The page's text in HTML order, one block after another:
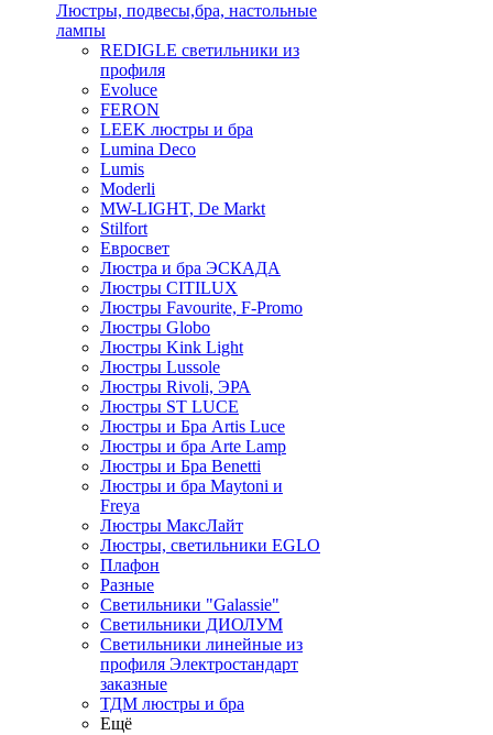
Люстры, подвесы,бра, настольные
лампы
REDIGLE светильники из
профиля
Evoluce
FERON
LEEK люстры и бра
Lumina Deco
Lumis
Moderli
MW-LIGHT, De Markt
Stilfort
Евросвет
Люстра и бра ЭСКАДА
Люстры CITILUX
Люстры Favourite, F-Promo
Люстры Globo
Люстры Kink Light
Люстры Lussole
Люстры Rivoli, ЭРА
Люстры ST LUCE
Люстры и Бра Artis Luce
Люстры и бра Arte Lamp
Люстры и Бра Benetti
Люстры и бра Maytoni и
Freya
Люстры МаксЛайт
Люстры, светильники EGLO
Плафон
Разные
Светильники "Galassie"
Светильники ДИОЛУМ
Светильники линейные из
профиля Электростандарт
заказные
ТДМ люстры и бра
Ещё